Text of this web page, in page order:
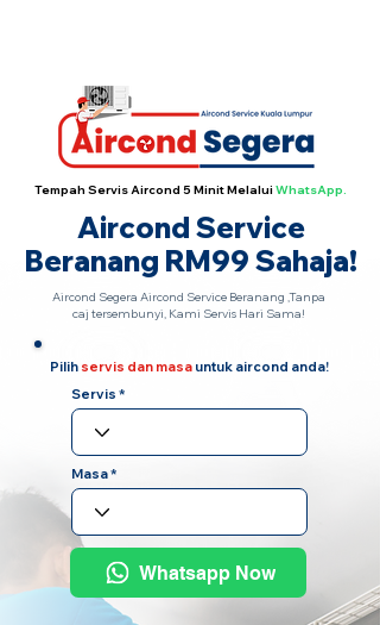
Tempah Servis Aircond 5 Minit MelaluiWhatsApp.
Aircond Service
Beranang RM99 Sahaja!
Aircond Segera Aircond Service Beranang ,Tanpa
caj tersembunyi, Kami Servis Hari Sama!
Pilih servis dan masauntuk aircond anda!
Servis
Masa
Whatsapp Now